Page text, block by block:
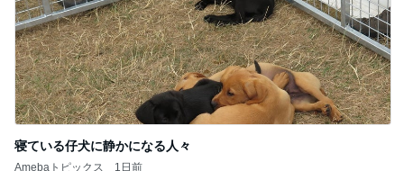
寝ている仔犬に静かになる人々
Amebaトピックス 1日前